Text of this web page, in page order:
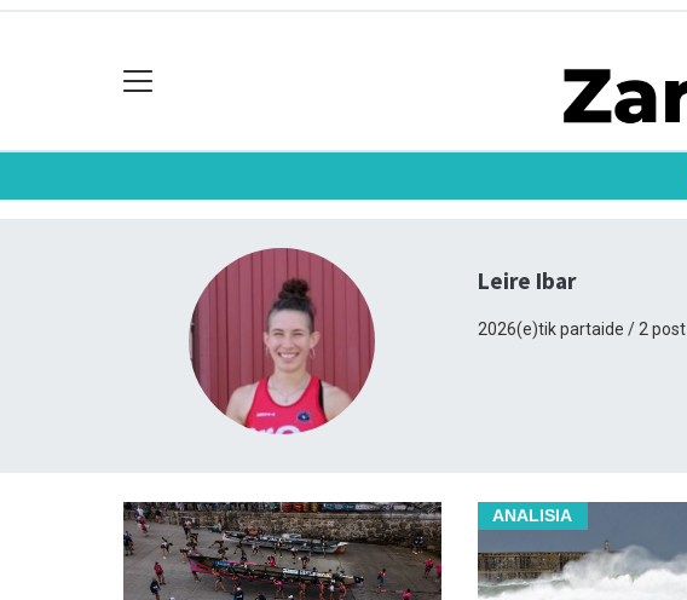
Leire Ibar
2026(e)tik partaide / 2 post
ANALISIA